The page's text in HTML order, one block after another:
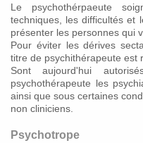
Le psychothérpaeute
techniques, les difficultés et
présenter les personnes qui
Pour éviter les dérives
titre de psychithérapeute est
Sont aujourd'hui
psychothérapeute les
ainsi que sous certaines
non cliniciens.
Psychotrope